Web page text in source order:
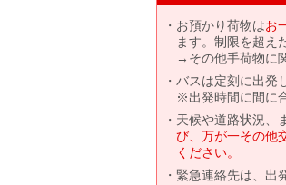
お預かり荷物はお
ます。制限を超え
→その他手荷物に
バスは定刻に出発
※出発時間に間に
天候や道路状況、
び、万が一その他
ください。
緊急連絡先は、出